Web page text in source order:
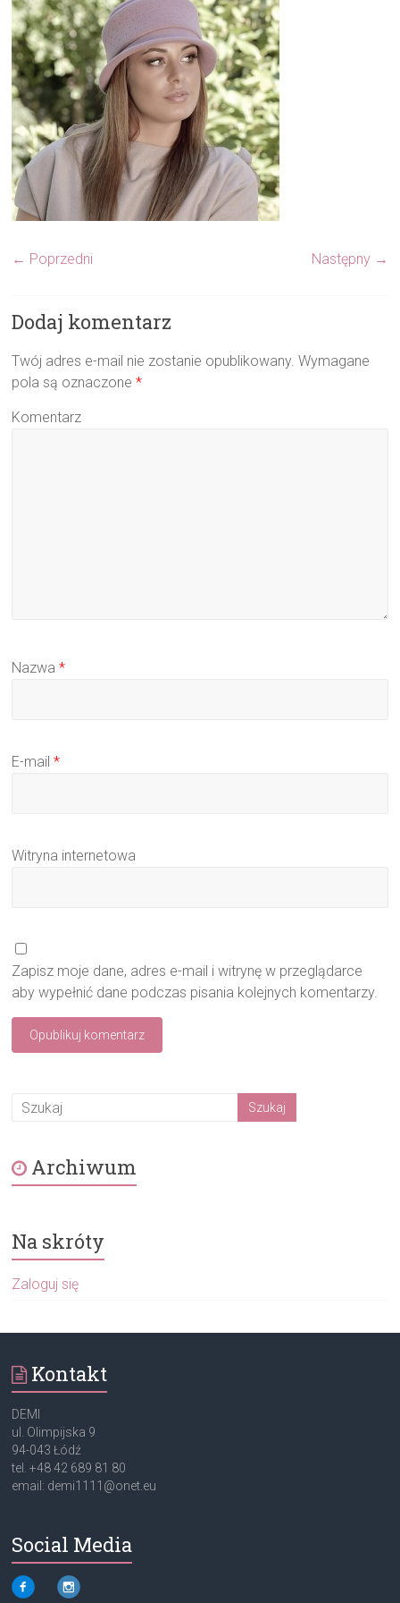
← Poprzedni Następny →
Dodaj komentarz
Twój adres e-mail nie zostanie opublikowany. Wymagane
pola są oznaczone*
Komentarz
Nazwa*
E-mail*
Witryna internetowa
Zapisz moje dane, adres e-mail i witrynę w przeglądarce
aby wypełnić dane podczas pisania kolejnych komentarzy.
Archiwum
Na skróty
Zaloguj się
Kontakt
DEMI
ul. Olimpijska 9
94-043 Łódź
tel. +48 42 689 81 80
email: demi1111@onet.eu
Social Media